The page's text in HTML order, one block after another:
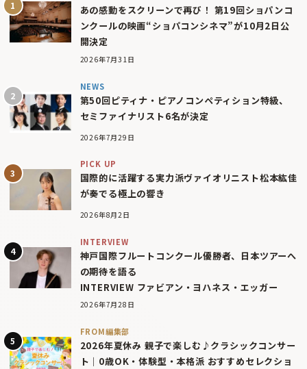
あの感動をスクリーンで再び！ 第19回ショパンコ
ンクールの映画“ショパコンシネマ”が10月2日公
開決定
2026年7月31日
NEWS
第50回ピティナ・ピアノコンペティション特級、
セミファイナリスト6名が決定
2026年7月29日
PICK UP
国際的に活躍する実力派ヴァイオリニスト松本紘佳
が奏でる極上の響き
2026年8月2日
INTERVIEW
神戸国際フルートコンクール優勝者、日本ツアーへ
の期待を語る
INTERVIEW ファビアン・ヨハネス・エッガー
2026年7月28日
FROM編集部
2026年夏休み 親子で楽しむ♪クラシックコンサー
ト｜0歳OK・体験型・本格派 おすすめセレクショ